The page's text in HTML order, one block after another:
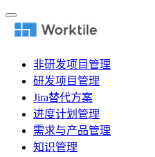
非研发项目管理
研发项目管理
Jira替代方案
进度计划管理
需求与产品管理
知识管理